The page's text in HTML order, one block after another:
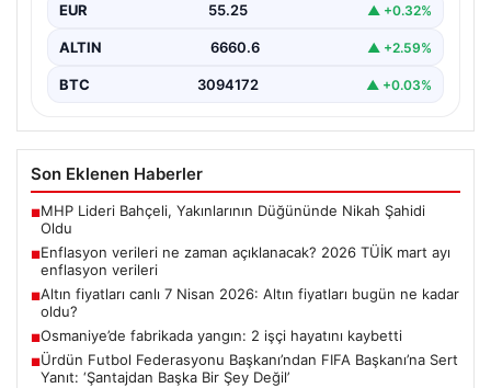
EUR 55.25 ▲ +0.32%
ALTIN 6660.6 ▲ +2.59%
BTC 3094172 ▲ +0.03%
Son Eklenen Haberler
■MHP Lideri Bahçeli, Yakınlarının Düğününde Nikah Şahidi
Oldu
■Enflasyon verileri ne zaman açıklanacak? 2026 TÜİK mart ayı
enflasyon verileri
■Altın fiyatları canlı 7 Nisan 2026: Altın fiyatları bugün ne kadar
oldu?
■Osmaniye’de fabrikada yangın: 2 işçi hayatını kaybetti
■Ürdün Futbol Federasyonu Başkanı’ndan FIFA Başkanı’na Sert
Yanıt: ‘Şantajdan Başka Bir Şey Değil’